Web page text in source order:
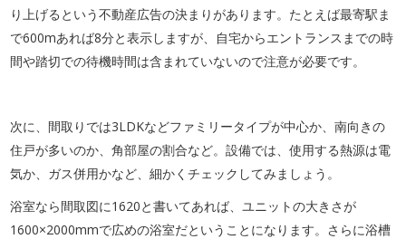
り上げるという不動産広告の決まりがあります。たとえば最寄駅ま
で600mあれば8分と表示しますが、自宅からエントランスまでの時
間や踏切での待機時間は含まれていないので注意が必要です。
次に、間取りでは3LDKなどファミリータイプが中心か、南向きの
住戸が多いのか、角部屋の割合など。設備では、使用する熱源は電
気か、ガス併用かなど、細かくチェックしてみましょう。
浴室なら間取図に1620と書いてあれば、ユニットの大きさが
1600×2000mmで広めの浴室だということになります。さらに浴槽